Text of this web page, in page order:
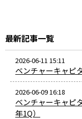
最新記事一覧
2026-06-11 15:11
ベンチャーキャピ
2026-06-09 16:18
ベンチャーキャピ
年1Q）